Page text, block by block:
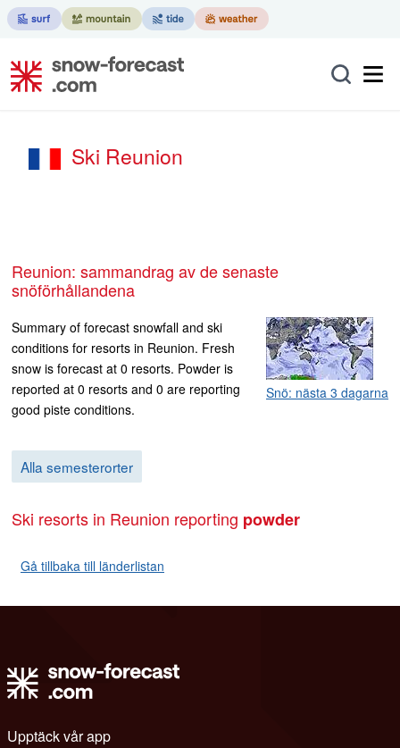
Ski Reunion
Reunion: sammandrag av de senaste
snöförhållandena
Snö: nästa 3 dagarna
Summary of forecast snowfall and ski
conditions for resorts in Reunion. Fresh
snow is forecast at 0 resorts. Powder is
reported at 0 resorts and 0 are reporting
good piste conditions.
Alla semesterorter
Ski resorts in Reunion reporting powder
Gå tillbaka till länderlistan
Upptäck vår app